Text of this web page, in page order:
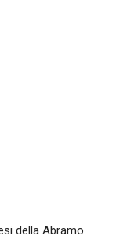
della Abramo